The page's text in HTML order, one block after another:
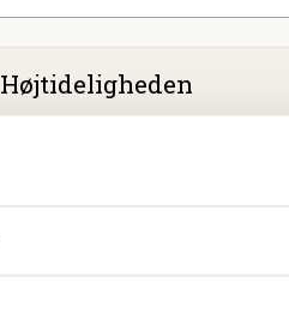
Højtideligheden